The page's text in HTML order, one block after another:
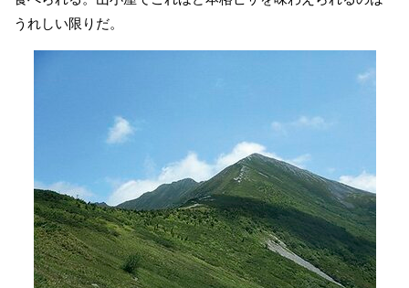
うれしい限りだ。